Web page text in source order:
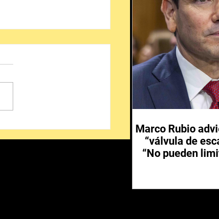
Marco Rubio
“válvula de
“No pueden